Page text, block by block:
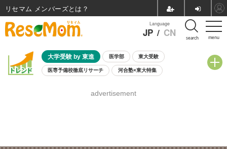
menu
Language
JP / CN search
大学受験 by 東進 医学部 東大受験
医専予備校徹底リサーチ 河合塾×東大特集
8月開催学校説明会・相談会
advertisement
リセマム メンバーズ